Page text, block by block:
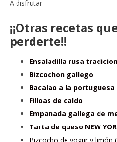
A disfrutar
¡¡Otras recetas
perderte!!
Ensaladilla rusa
Bizcochon gallego
Bacalao a la portuguesa
Filloas de caldo
Empanada gallega de
Tarta de queso NEW
Bizcocho de yogur y limón